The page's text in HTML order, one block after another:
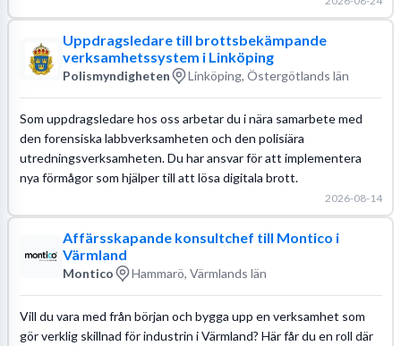
Uppdragsledare till brottsbekämpande
verksamhetssystem i Linköping
Polismyndigheten Linköping, Östergötlands län
Som uppdragsledare hos oss arbetar du i nära samarbete med
den forensiska labbverksamheten och den polisiära
utredningsverksamheten. Du har ansvar för att implementera
nya förmågor som hjälper till att lösa digitala brott.
2026-08-14
Affärsskapande konsultchef till Montico i
Värmland
Montico Hammarö, Värmlands län
Vill du vara med från början och bygga upp en verksamhet som
gör verklig skillnad för industrin i Värmland? Här får du en roll där